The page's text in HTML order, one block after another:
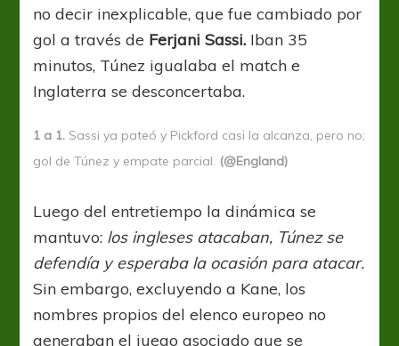
no decir inexplicable, que fue cambiado por
gol a través de Ferjani Sassi. Iban 35
minutos, Túnez igualaba el match e
Inglaterra se desconcertaba.
1 a 1. Sassi ya pateó y Pickford casi la alcanza, pero no;
gol de Túnez y empate parcial. (@England)
Luego del entretiempo la dinámica se
mantuvo: los ingleses atacaban, Túnez se
defendía y esperaba la ocasión para atacar.
Sin embargo, excluyendo a Kane, los
nombres propios del elenco europeo no
generaban el juego asociado que se